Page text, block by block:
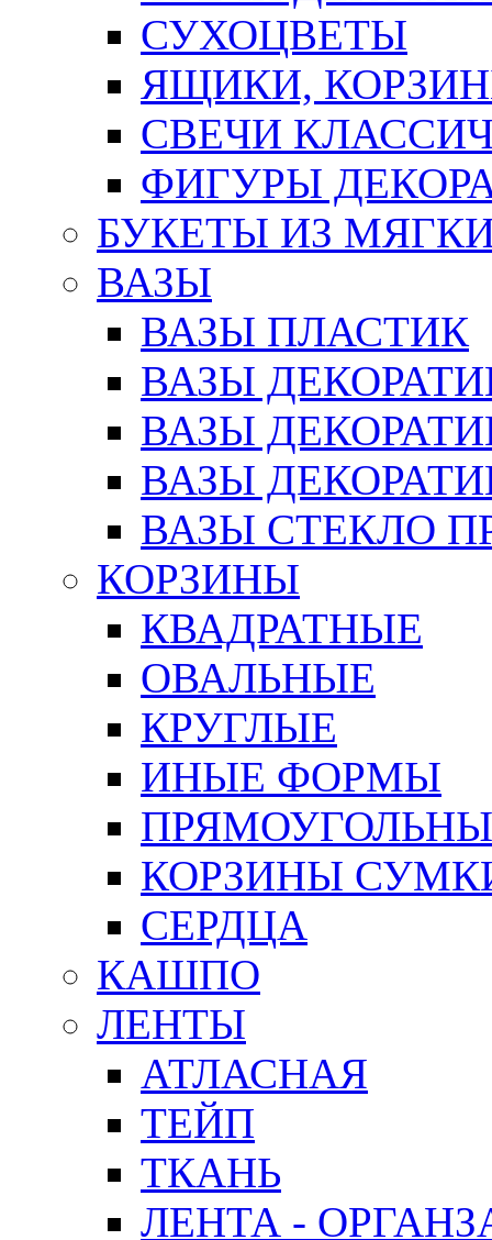
СУХОЦВЕТЫ
ЯЩИКИ,
СВЕЧИ
ФИГУРЫ
БУКЕТЫ ИЗ
ВАЗЫ
ВАЗЫ ПЛАСТИК
ВАЗЫ
ВАЗЫ
ВАЗЫ
ВАЗЫ СТЕКЛО
КОРЗИНЫ
КВАДРАТНЫЕ
ОВАЛЬНЫЕ
КРУГЛЫЕ
ИНЫЕ ФОРМЫ
КОРЗИНЫ
СЕРДЦА
КАШПО
ЛЕНТЫ
АТЛАСНАЯ
ТЕЙП
ТКАНЬ
ЛЕНТА -